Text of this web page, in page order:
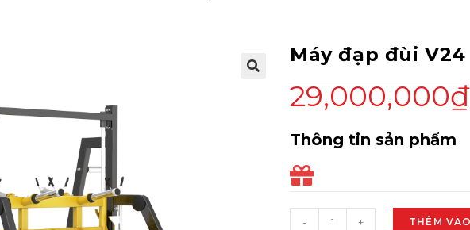
Máy đạp đùi V24
29,000,000₫
Thông tin sản phẩm
- + THÊM